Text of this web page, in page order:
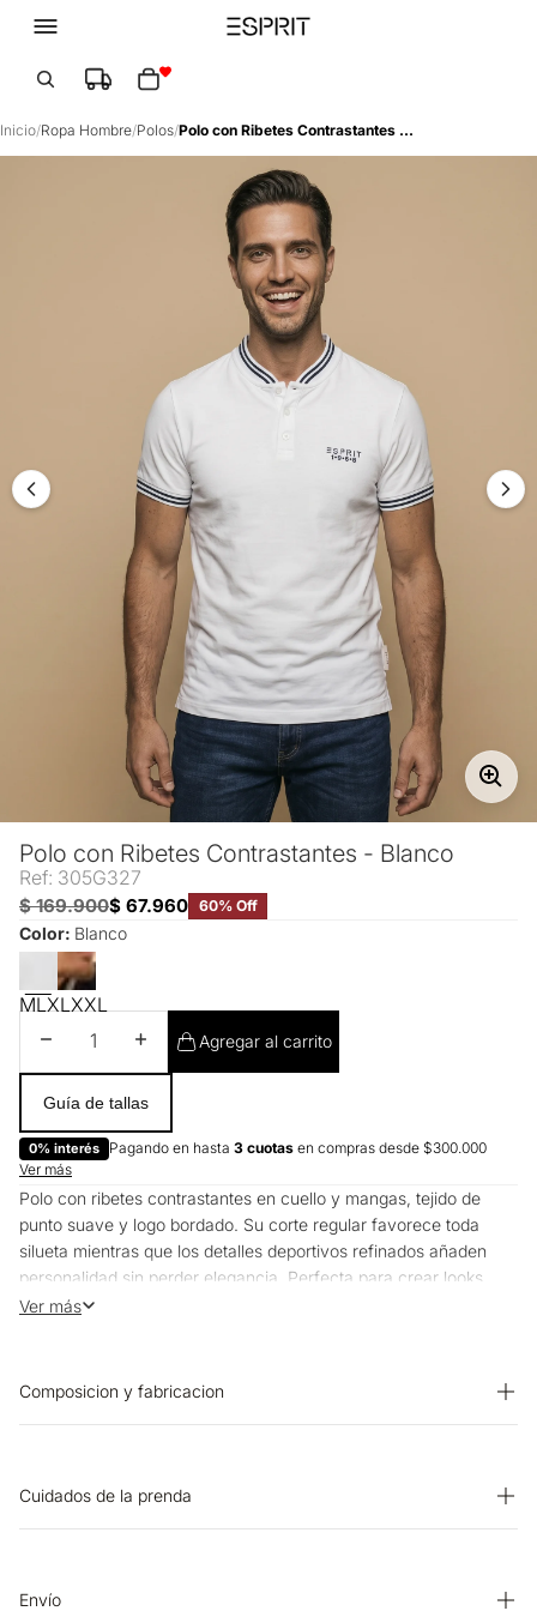
Inicio/Ropa Hombre/Polos/ Polo con Ribetes Contrastantes - Blanco
Polo con Ribetes Contrastantes - Blanco
Ref: 305G327
$ 169.900$ 67.960 60% Off
Color: Blanco
ML XL XXL
Disminuir cantidadAumentar cantidad
Agregar al carrito
Guía de tallas
0% interés Pagando en hasta 3 cuotas en compras desde $300.000
Ver más
Polo con ribetes contrastantes en cuello y mangas, tejido de
punto suave y logo bordado. Su corte regular favorece toda
silueta mientras que los detalles deportivos refinados añaden
personalidad sin perder elegancia. Perfecta para crear looks
casuales sofisticados desde reuniones informales hasta planes
Ver más
Composicion y fabricacion
Cuidados de la prenda
la base de 110 ºC, sin vapor. Planchar con vapor puede causar
Envío